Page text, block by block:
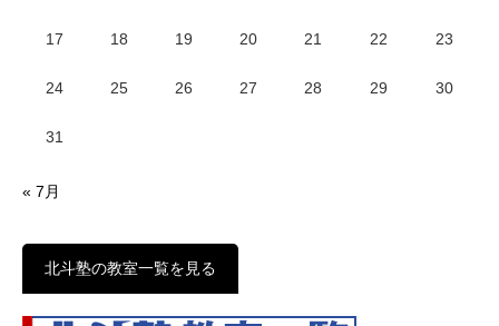
17 18 19 20 21 22 23
24 25 26 27 28 29 30
31
« 7月
北斗塾の教室一覧を見る